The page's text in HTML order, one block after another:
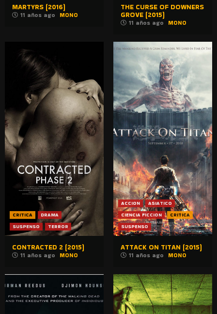
MARTYRS (2016)
11 años ago MONO
THE CURSE OF DOWNERS
GROVE (2015)
11 años ago MONO
CRITICA
DRAMA
SUSPENSO
TERROR
CONTRACTED 2 (2015)
11 años ago MONO
ACCION
ASIATICO
CIENCIA FICCION
CRITICA
SUSPENSO
ATTACK ON TITAN (2015)
11 años ago MONO